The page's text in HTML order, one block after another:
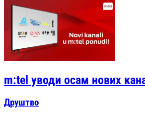
m:tel уводи осам нових
Друштво